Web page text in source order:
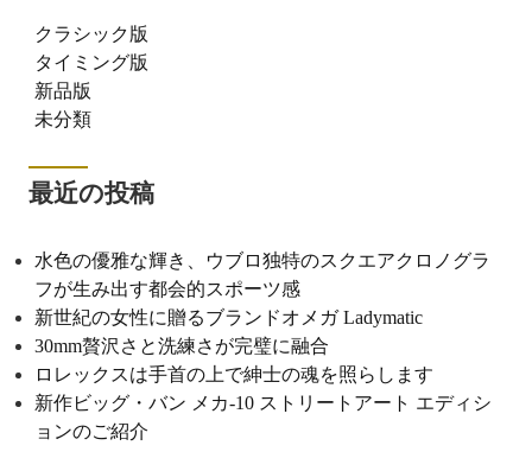
クラシック版
タイミング版
新品版
未分類
最近の投稿
水色の優雅な輝き、ウブロ独特のスクエアクロノグラ
フが生み出す都会的スポーツ感
新世紀の女性に贈るブランドオメガ Ladymatic
30mm贅沢さと洗練さが完璧に融合
ロレックスは手首の上で紳士の魂を照らします
新作ビッグ・バン メカ-10 ストリートアート エディシ
ョンのご紹介